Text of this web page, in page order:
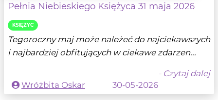
Pełnia Niebieskiego Księżyca 31 maja 2026
KSIĘŻYC
Tegoroczny maj może należeć do najciekawszych
i najbardziej obfitujących w ciekawe zdarzen...
- Czytaj dalej
Wróżbita Oskar
30-05-2026